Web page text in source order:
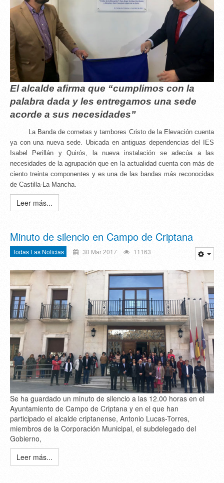
El alcalde afirma que “cumplimos con la
palabra dada y les entregamos una sede
acorde a sus necesidades”
La Banda de cornetas y tambores Cristo de la Elevación cuenta
ya con una nueva sede. Ubicada en antiguas dependencias del IES
Isabel Perillán y Quirós, la nueva instalación se adecúa a las
necesidades de la agrupación que en la actualidad cuenta con más de
ciento treinta componentes y es una de las bandas más reconocidas
de Castilla-La Mancha.
Leer más...
Minuto de silencio en Campo de Criptana
Todas Las Noticias 30 Mar 2017 11163
Se ha guardado un minuto de silencio a las 12.00 horas en el
Ayuntamiento de Campo de Criptana y en el que han
participado el alcalde criptanense, Antonio Lucas-Torres,
miembros de la Corporación Municipal, el subdelegado del
Gobierno,
Leer más...